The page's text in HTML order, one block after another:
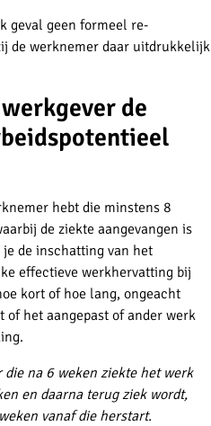
geval geen formeel re-
de werknemer daar uitdrukkelijk
de
hebt die minstens 8
de ziekte aangevangen is
de inschatting van het
effectieve werkhervatting bij
kort of hoe lang, ongeacht
het aangepast of ander werk
die na 6 weken ziekte het werk
en daarna terug ziek wordt,
vanaf die herstart.